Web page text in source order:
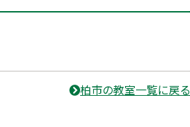
柏市の教室一覧に戻る